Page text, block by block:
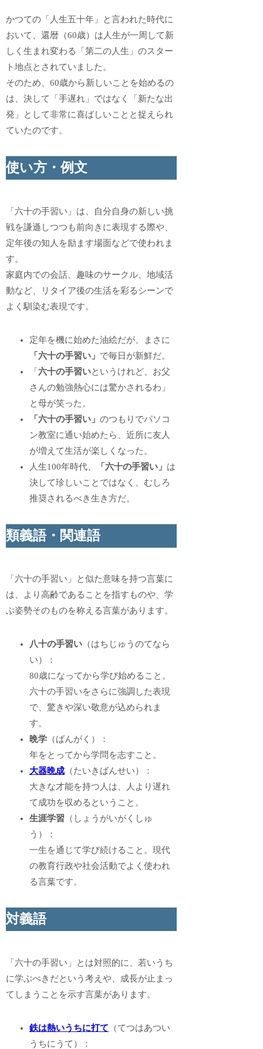
かつての「人生五十年」と言われた時代に
おいて、還暦（60歳）は人生が一周して新
しく生まれ変わる「第二の人生」のスター
ト地点とされていました。
そのため、60歳から新しいことを始めるの
は、決して「手遅れ」ではなく「新たな出
発」として非常に喜ばしいことと捉えられ
ていたのです。
使い方・例文
「六十の手習い」は、自分自身の新しい挑
戦を謙遜しつつも前向きに表現する際や、
定年後の知人を励ます場面などで使われま
す。
家庭内での会話、趣味のサークル、地域活
動など、リタイア後の生活を彩るシーンで
よく馴染む表現です。
定年を機に始めた油絵だが、まさに
「六十の手習い」 で毎日が新鮮だ。
「六十の手習いというけれど、お父
さんの勉強熱心には驚かされるわ」
と母が笑った。
「六十の手習い」のつもりでパソコ
ン教室に通い始めたら、近所に友人
が増えて生活が楽しくなった。
人生100年時代、
「六十の手習い」 は
決して珍しいことではなく、むしろ
推奨されるべき生き方だ。
類義語・関連語
「六十の手習い」と似た意味を持つ言葉に
は、より高齢であることを指すものや、学
ぶ姿勢そのものを称える言葉があります。
八十の手習い （はちじゅうのてなら
い）：
80歳になってから学び始めること。
六十の手習いをさらに強調した表現
で、驚きや深い敬意が込められま
す。
晩学 （ばんがく）：
年をとってから学問を志すこと。
大器晩成 （たいきばんせい）：
大きな才能を持つ人は、人より遅れ
て成功を収めるということ。
生涯学習 （しょうがいがくしゅ
う）：
一生を通じて学び続けること。現代
の教育行政や社会活動でよく使われ
る言葉です。
対義語
「六十の手習い」とは対照的に、若いうち
に学ぶべきだという考えや、成長が止まっ
てしまうことを示す言葉があります。
鉄は熱いうちに打て （てつはあつい
うちにうて）：